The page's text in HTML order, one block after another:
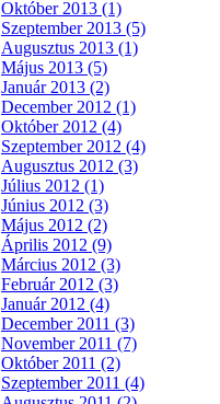
Október 2013 (1)
Szeptember 2013 (5)
Augusztus 2013 (1)
Május 2013 (5)
Január 2013 (2)
December 2012 (1)
Október 2012 (4)
Szeptember 2012 (4)
Augusztus 2012 (3)
Július 2012 (1)
Június 2012 (3)
Május 2012 (2)
Április 2012 (9)
Március 2012 (3)
Február 2012 (3)
Január 2012 (4)
December 2011 (3)
November 2011 (7)
Október 2011 (2)
Szeptember 2011 (4)